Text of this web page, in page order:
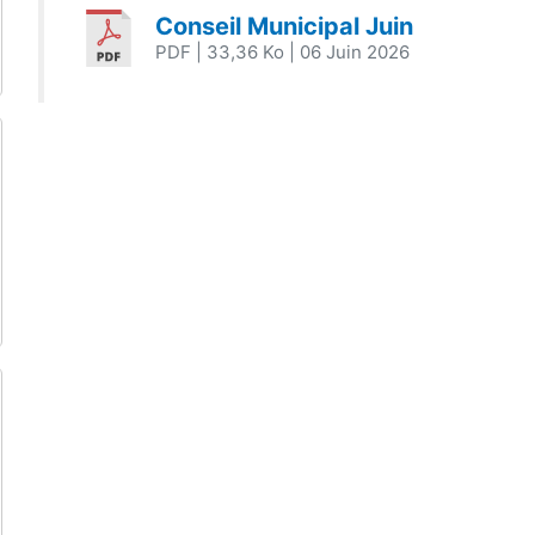
Conseil Municipal Juin
PDF | 33,36 Ko | 06 Juin 2026